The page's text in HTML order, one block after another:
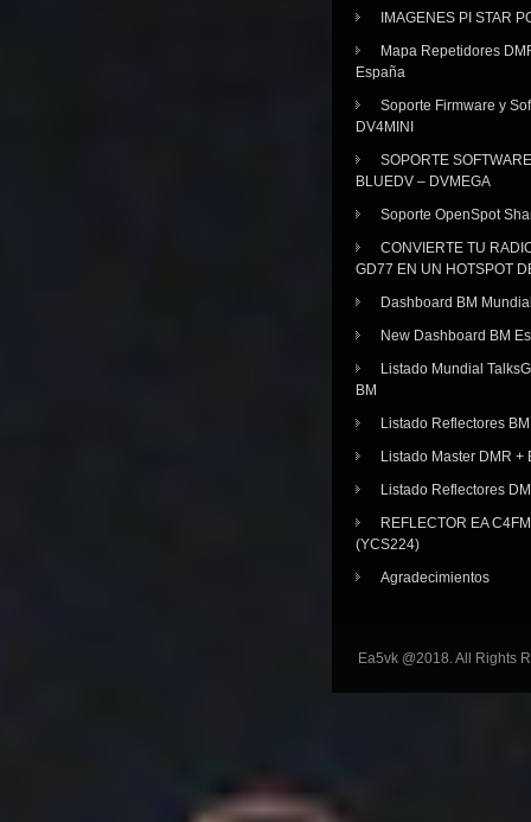
IMAGENES PI STAR
Mapa Repetidores
España
Soporte Firmware y
DV4MINI
SOPORTE SOFTWARE
BLUEDV – DVMEGA
Soporte OpenSpot
CONVIERTE TU
GD77 EN UN HOTSPOT
Dashboard BM
New Dashboard BM
Listado Mundial
BM
Listado Reflectores BM
Listado Master DMR +
Listado Reflectores
REFLECTOR EA
(YCS224)
Agradecimientos
Ea5vk @2018. All Rights